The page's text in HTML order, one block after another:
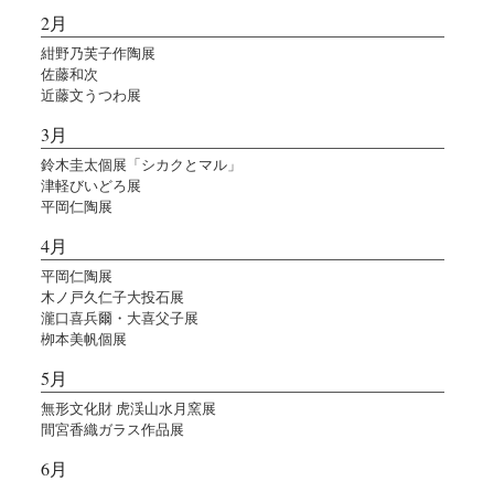
2月
紺野乃芙子作陶展
佐藤和次
近藤文うつわ展
3月
鈴木圭太個展「シカクとマル」
津軽びいどろ展
平岡仁陶展
4月
平岡仁陶展
木ノ戸久仁子大投石展
瀧口喜兵爾・大喜父子展
栁本美帆個展
5月
無形文化財 虎渓山水月窯展
間宮香織ガラス作品展
6月